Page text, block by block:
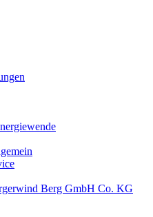
Berg GmbH Co. KG